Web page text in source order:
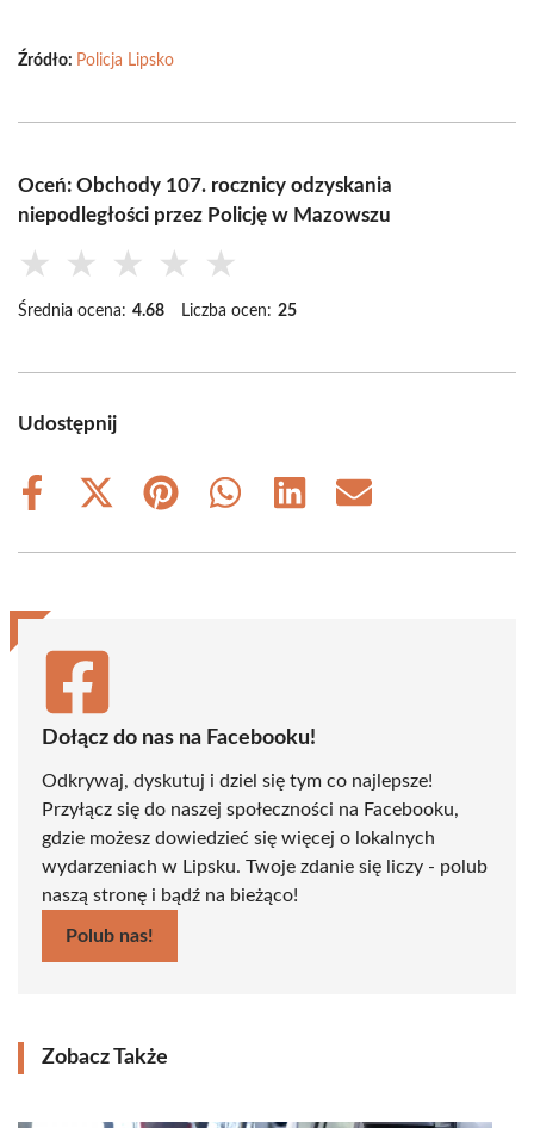
Źródło: Policja Lipsko
Oceń: Obchody 107. rocznicy odzyskania
niepodległości przez Policję w Mazowszu
★ ★ ★ ★ ★
Średnia ocena: 4.68 Liczba ocen: 25
Udostępnij
Share
Share
(Twitter)
Share
Share
Share
Share
Dołącz do nas na Facebooku!
Odkrywaj, dyskutuj i dziel się tym co najlepsze!
Przyłącz się do naszej społeczności na Facebooku,
gdzie możesz dowiedzieć się więcej o lokalnych
wydarzeniach w Lipsku. Twoje zdanie się liczy - polub
naszą stronę i bądź na bieżąco!
Polub nas!
Zobacz Także